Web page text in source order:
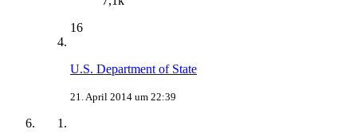
16
U.S. Department of State
21. April 2014 um 22:39